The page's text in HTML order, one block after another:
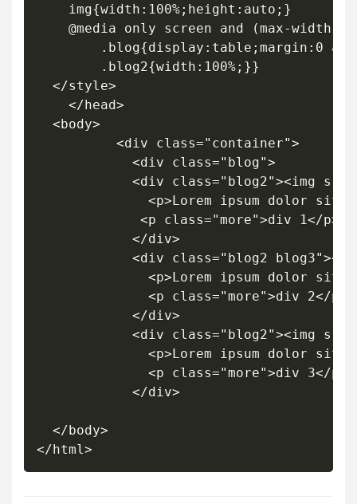
    img{width:100%;height:auto;}
@media only screen and (max-
  </style>
    </head>
  <body>
          <div class="container">
            <div class="blog">
<div class="blog2"><img
<p>Lorem ipsum dolor sit
             <p class="more">div 1</p>
            </div>
<div class="blog2
<p>Lorem ipsum dolor sit
              <p class="more">div 2</p>
            </div>
<div class="blog2"><img
<p>Lorem ipsum dolor sit
              <p class="more">div 3</p>
            </div>
  </body>
</html>